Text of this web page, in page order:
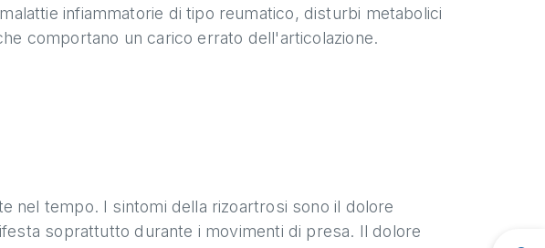
infiammatorie di tipo reumatico, disturbi metabolici
comportano un carico errato dell'articolazione.
nel tempo. I sintomi della rizoartrosi sono il dolore
soprattutto durante i movimenti di presa. Il dolore